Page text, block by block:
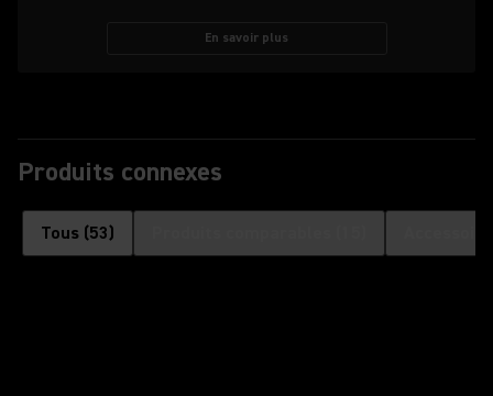
En savoir plus
Produits connexes
Tous (53)